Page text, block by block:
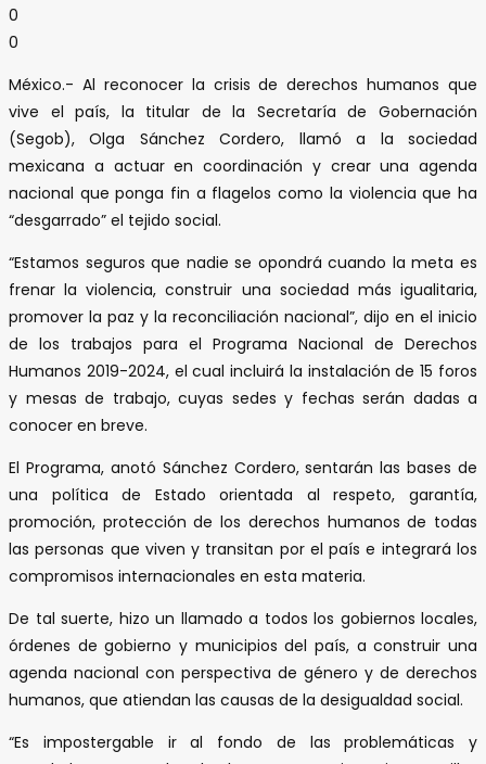
0
0
México.- Al reconocer la crisis de derechos humanos que
vive el país, la titular de la Secretaría de Gobernación
(Segob), Olga Sánchez Cordero, llamó a la sociedad
mexicana a actuar en coordinación y crear una agenda
nacional que ponga fin a flagelos como la violencia que ha
“desgarrado” el tejido social.
“Estamos seguros que nadie se opondrá cuando la meta es
frenar la violencia, construir una sociedad más igualitaria,
promover la paz y la reconciliación nacional”, dijo en el inicio
de los trabajos para el Programa Nacional de Derechos
Humanos 2019-2024, el cual incluirá la instalación de 15 foros
y mesas de trabajo, cuyas sedes y fechas serán dadas a
conocer en breve.
El Programa, anotó Sánchez Cordero, sentarán las bases de
una política de Estado orientada al respeto, garantía,
promoción, protección de los derechos humanos de todas
las personas que viven y transitan por el país e integrará los
compromisos internacionales en esta materia.
De tal suerte, hizo un llamado a todos los gobiernos locales,
órdenes de gobierno y municipios del país, a construir una
agenda nacional con perspectiva de género y de derechos
humanos, que atiendan las causas de la desigualdad social.
“Es impostergable ir al fondo de las problemáticas y